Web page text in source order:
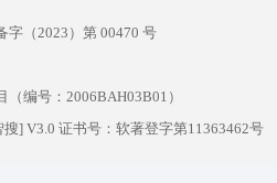
字（2023）第 00470 号
编号：2006BAH03B01）
] V3.0 证书号：软著登字第11363462号